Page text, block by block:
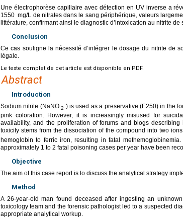
Une électrophorèse capillaire avec détection en UV inverse a
1550 mg/L de nitrates dans le sang périphérique, valeurs
littérature, confirmant ainsi le diagnostic d’intoxication au nitrite de
Conclusion
Ce cas souligne la nécessité d’intégrer le dosage du nitrite de
légale.
Le texte complet de cet article est disponible en PDF.
Abstract
Introduction
Sodium nitrite (NaNO2 ) is used as a preservative (E250) in the
pink coloration. However, it is increasingly misused for
availability, and the proliferation of forums and blogs
toxicity stems from the dissociation of the compound into two
hemoglobin to ferric iron, resulting in fatal
approximately 1 to 2 fatal poisoning cases per year have been
Objective
The aim of this case report is to discuss the analytical strategy
Method
A 26-year-old man found deceased after ingesting an
toxicology team and the forensic pathologist led to a suspected
appropriate analytical workup.